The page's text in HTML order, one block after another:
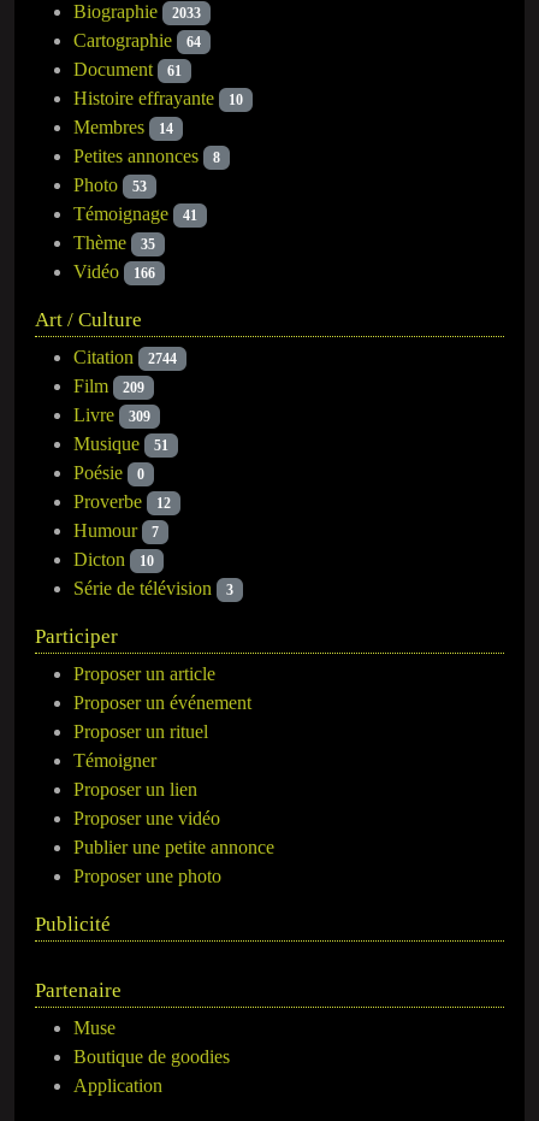
Biographie 2033
Cartographie 64
Document 61
Histoire effrayante 10
Membres 14
Petites annonces 8
Photo 53
Témoignage 41
Thème 35
Vidéo 166
Art / Culture
Citation 2744
Film 209
Livre 309
Musique 51
Poésie 0
Proverbe 12
Humour 7
Dicton 10
Série de télévision 3
Participer
Proposer un article
Proposer un événement
Proposer un rituel
Témoigner
Proposer un lien
Proposer une vidéo
Publier une petite annonce
Proposer une photo
Publicité
Partenaire
Muse
Boutique de goodies
Application